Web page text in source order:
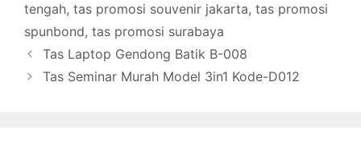
tengah, tas promosi souvenir jakarta, tas promosi
spunbond, tas promosi surabaya
Tas Laptop Gendong Batik B-008
Tas Seminar Murah Model 3in1 Kode-D012